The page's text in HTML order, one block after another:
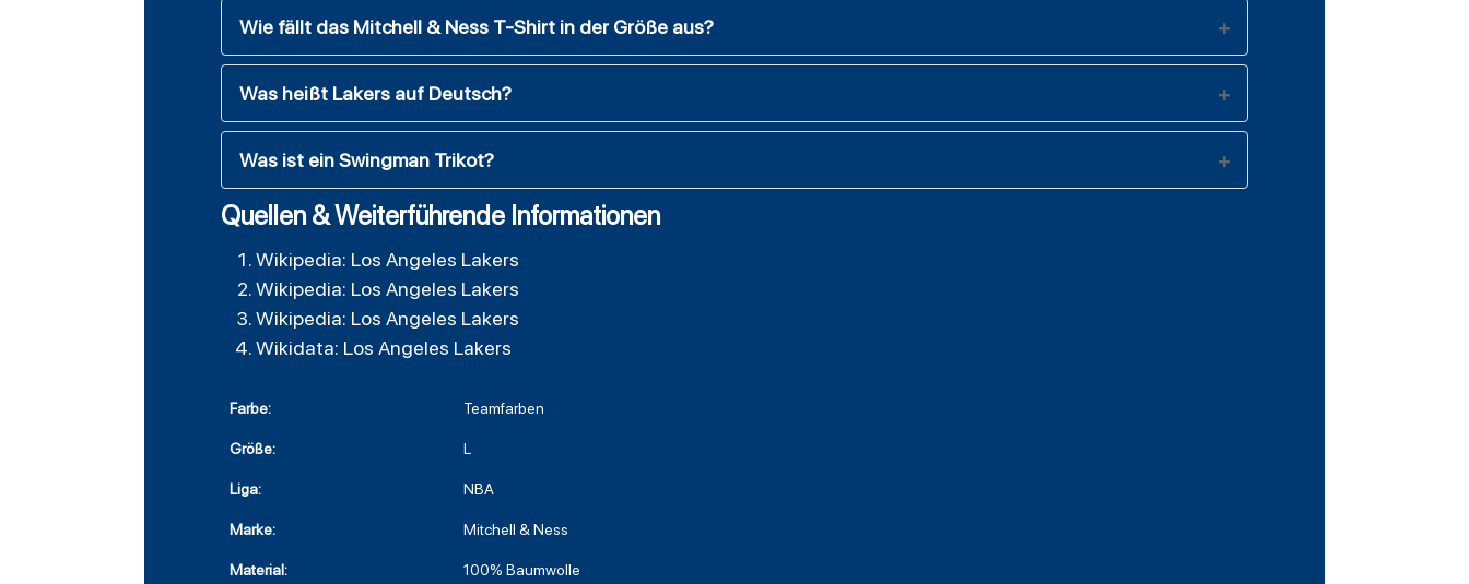
Wie fällt das Mitchell & Ness T-Shirt in der Größe aus?
Was heißt Lakers auf Deutsch?
Was ist ein Swingman Trikot?
Quellen & Weiterführende Informationen
Wikipedia: Los Angeles Lakers
Wikipedia: Los Angeles Lakers
Wikipedia: Los Angeles Lakers
Wikidata: Los Angeles Lakers
Farbe: Teamfarben
Größe: L
Liga: NBA
Marke: Mitchell & Ness
Material: 100% Baumwolle